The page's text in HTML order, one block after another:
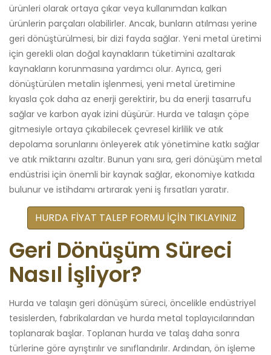
ürünleri olarak ortaya çıkar veya kullanımdan kalkan
ürünlerin parçaları olabilirler. Ancak, bunların atılması yerine
geri dönüştürülmesi, bir dizi fayda sağlar. Yeni metal üretimi
için gerekli olan doğal kaynakların tüketimini azaltarak
kaynakların korunmasına yardımcı olur. Ayrıca, geri
dönüştürülen metalin işlenmesi, yeni metal üretimine
kıyasla çok daha az enerji gerektirir, bu da enerji tasarrufu
sağlar ve karbon ayak izini düşürür. Hurda ve talaşın çöpe
gitmesiyle ortaya çıkabilecek çevresel kirlilik ve atık
depolama sorunlarını önleyerek atık yönetimine katkı sağlar
ve atık miktarını azaltır. Bunun yanı sıra, geri dönüşüm metal
endüstrisi için önemli bir kaynak sağlar, ekonomiye katkıda
bulunur ve istihdamı artırarak yeni iş fırsatları yaratır.
HURDA FİYAT TALEP FORMU İÇİN TIKLAYINIZ
Geri Dönüşüm Süreci
Nasıl İşliyor?
Hurda ve talaşın geri dönüşüm süreci, öncelikle endüstriyel
tesislerden, fabrikalardan ve hurda metal toplayıcılarından
toplanarak başlar. Toplanan hurda ve talaş daha sonra
türlerine göre ayrıştırılır ve sınıflandırılır. Ardından, ön işleme